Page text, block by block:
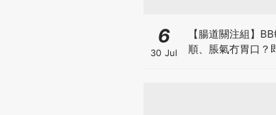
6
30 Jul
【腸道關注組】
順、脹氣冇胃口？